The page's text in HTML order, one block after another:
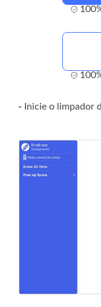
- Inicie o limpador